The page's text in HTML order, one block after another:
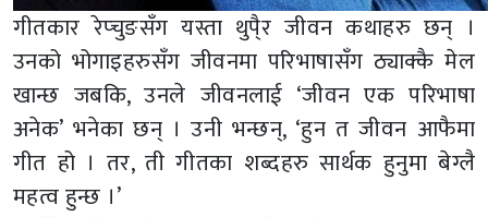
गीतकार रेप्चुङसँग यस्ता थुपै्र जीवन कथाहरु छन् ।
उनको भोगाइहरुसँग जीवनमा परिभाषासँग ठ्याक्कै मेल
खान्छ जबकि, उनले जीवनलाई ‘जीवन एक परिभाषा
अनेक’ भनेका छन् । उनी भन्छन्, ‘हुन त जीवन आफैमा
गीत हो । तर, ती गीतका शब्दहरु सार्थक हुनुमा बेग्लै
महत्व हुन्छ ।’